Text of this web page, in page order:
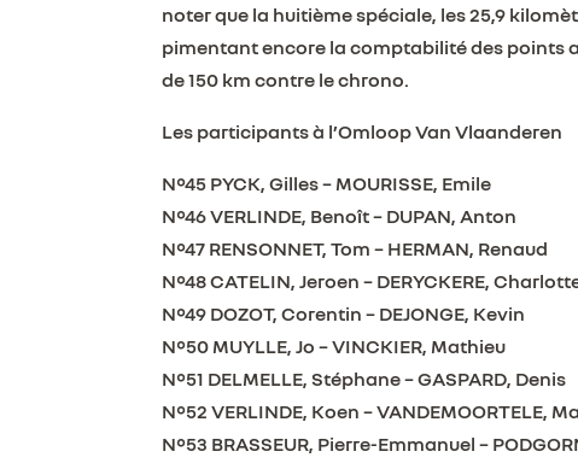
noter que la huitième spéciale, les 25,9
pimentant encore la comptabilité des points
de 150 km contre le chrono.
Les participants à l’Omloop Van Vlaanderen
N°45 PYCK, Gilles – MOURISSE, Emile
N°46 VERLINDE, Benoît – DUPAN, Anton
N°47 RENSONNET, Tom – HERMAN, Renaud
N°48 CATELIN, Jeroen – DERYCKERE,
N°49 DOZOT, Corentin – DEJONGE, Kevin
N°50 MUYLLE, Jo – VINCKIER, Mathieu
N°51 DELMELLE, Stéphane – GASPARD, Denis
N°52 VERLINDE, Koen – VANDEMOORTELE,
N°53 BRASSEUR, Pierre-Emmanuel –